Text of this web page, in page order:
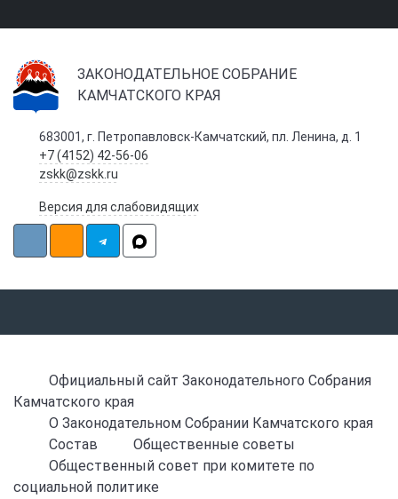
ЗАКОНОДАТЕЛЬНОЕ СОБРАНИЕ
КАМЧАТСКОГО КРАЯ
683001, г. Петропавловск-Камчатский, пл. Ленина, д. 1
+7 (4152) 42-56-06
zskk@zskk.ru
Версия для слабовидящих
Официальный сайт Законодательного Собрания
Камчатского края
О Законодательном Собрании Камчатского края
Состав
Общественные советы
Общественный совет при комитете по
социальной политике